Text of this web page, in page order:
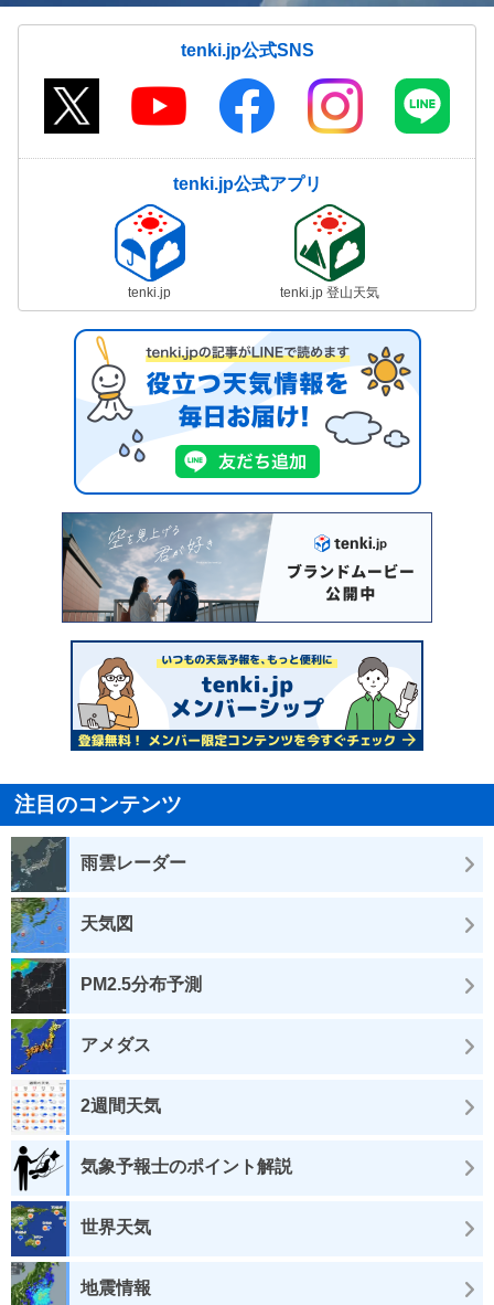
tenki.jp公式SNS
tenki.jp公式アプリ
tenki.jp tenki.jp 登山天気
注目のコンテンツ
雨雲レーダー
天気図
PM2.5分布予測
アメダス
2週間天気
気象予報士のポイント解説
世界天気
地震情報